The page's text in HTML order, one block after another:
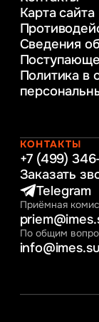
предприятия
Уголовное
Управление
Интернет-
Карта сайта
Сведения
Политика в
КОНТАКТЫ
+7 (499)
Заказать
Telegram
Приёмная
По общим
info@imes.su